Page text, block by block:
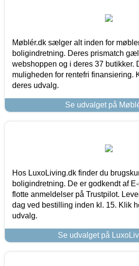
Møblér.dk sælger alt inden for
boligindretning. Deres prismatch
webshoppen og i deres 37 butikker.
muligheden for rentefri finansiering.
deres udvalg.
Se udvalget på
Hos LuxoLiving.dk finder du
boligindretning. De er godkendt af
flotte anmeldelser på Trustpilot.
dag ved bestilling inden kl. 15. Klik
udvalg.
Se udvalget på